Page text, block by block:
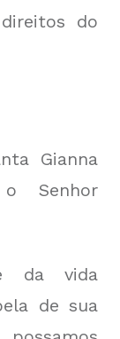
do
Gianna
Senhor
da vida
de sua